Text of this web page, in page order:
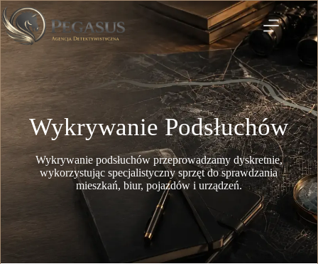
Wykrywanie Podsłuchów
Wykrywanie podsłuchów przeprowadzamy dyskretnie,
wykorzystując specjalistyczny sprzęt do sprawdzania
mieszkań, biur, pojazdów i urządzeń.